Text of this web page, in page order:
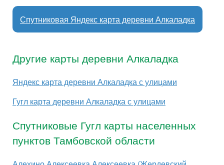
Спутниковая Яндекс карта деревни Алкаладка
Другие карты деревни Алкаладка
Яндекс карта деревни Алкаладка с улицами
Гугл карта деревни Алкаладка с улицами
Спутниковые Гугл карты населенных
пунктов Тамбовской области